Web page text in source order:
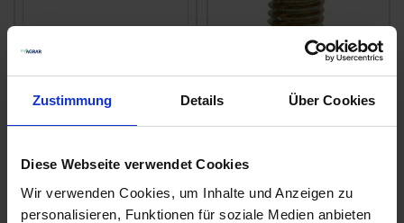
Zustimmung Details Über Cookies
Diese Webseite verwendet Cookies
Wir verwenden Cookies, um Inhalte und Anzeigen zu
personalisieren, Funktionen für soziale Medien anbieten
GRIMME Abstreifer
01511875
24,58 € / St
IN DEN
WARENKORB
GRIMME
Senkschraube
3,02 € / St
IN DEN
WARENKORB